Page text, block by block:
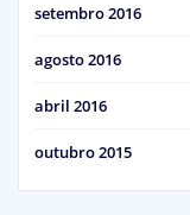
setembro 2016
agosto 2016
abril 2016
outubro 2015